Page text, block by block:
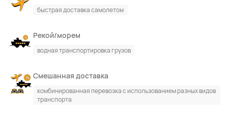
быстрая доставка самолетом
Рекой/морем
водная транспортировка грузов
Смешанная доставка
комбинированная перевозка с использованием разных видов
транспорта